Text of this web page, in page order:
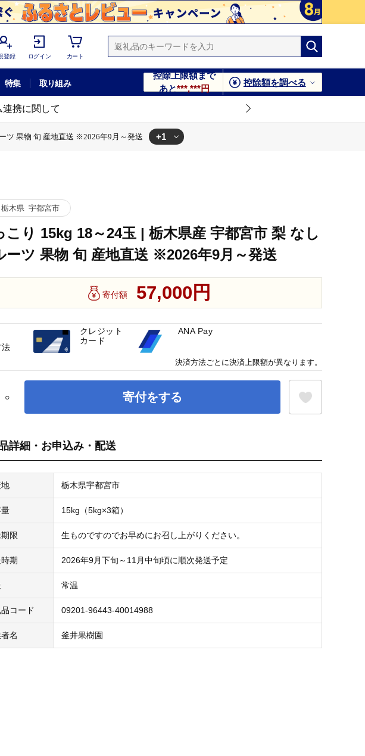
登録 ログイン カート
特集 取り組み
控除上限額まで
あと***,***円
控除額を調べる
連携に関して
ツ 果物 旬 産地直送 ※2026年9月～発送 +1
栃木県 宇都宮市
こり 15kg 18～24玉 | 栃木県産 宇都宮市 梨 なし
ーツ 果物 旬 産地直送 ※2026年9月～発送
寄付額 57,000円
○ 寄付をする
詳細・お申込み・配送
地 栃木県宇都宮市
15kg（5kg×3箱）
限 生ものですのでお早めにお召し上がりください。
期 2026年9月下旬～11月中旬頃に順次発送予定
常温
コード 09201-96443-40014988
名 釜井果樹園
法
クレジット
カード
ANA Pay
決済方法ごとに決済上限額が異なります。